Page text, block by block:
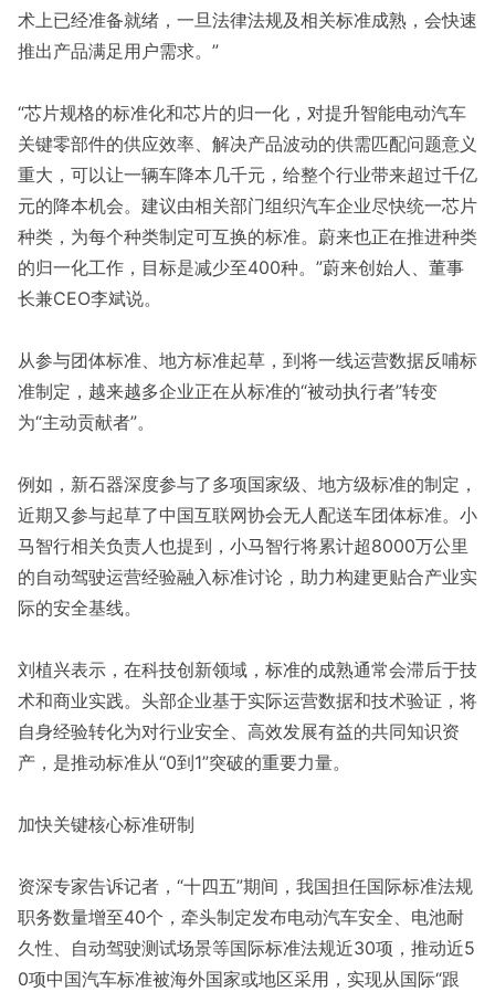
术上已经准备就绪，一旦法律法规及相关标准成熟，会快速
推出产品满足用户需求。”
“芯片规格的标准化和芯片的归一化，对提升智能电动汽车
关键零部件的供应效率、解决产品波动的供需匹配问题意义
重大，可以让一辆车降本几千元，给整个行业带来超过千亿
元的降本机会。建议由相关部门组织汽车企业尽快统一芯片
种类，为每个种类制定可互换的标准。蔚来也正在推进种类
的归一化工作，目标是减少至400种。”蔚来创始人、董事
长兼CEO李斌说。
从参与团体标准、地方标准起草，到将一线运营数据反哺标
准制定，越来越多企业正在从标准的“被动执行者”转变
为“主动贡献者”。
例如，新石器深度参与了多项国家级、地方级标准的制定，
近期又参与起草了中国互联网协会无人配送车团体标准。小
马智行相关负责人也提到，小马智行将累计超8000万公里
的自动驾驶运营经验融入标准讨论，助力构建更贴合产业实
际的安全基线。
刘植兴表示，在科技创新领域，标准的成熟通常会滞后于技
术和商业实践。头部企业基于实际运营数据和技术验证，将
自身经验转化为对行业安全、高效发展有益的共同知识资
产，是推动标准从“0到1”突破的重要力量。
加快关键核心标准研制
资深专家告诉记者，“十四五”期间，我国担任国际标准法规
职务数量增至40个，牵头制定发布电动汽车安全、电池耐
久性、自动驾驶测试场景等国际标准法规近30项，推动近5
0项中国汽车标准被海外国家或地区采用，实现从国际“跟